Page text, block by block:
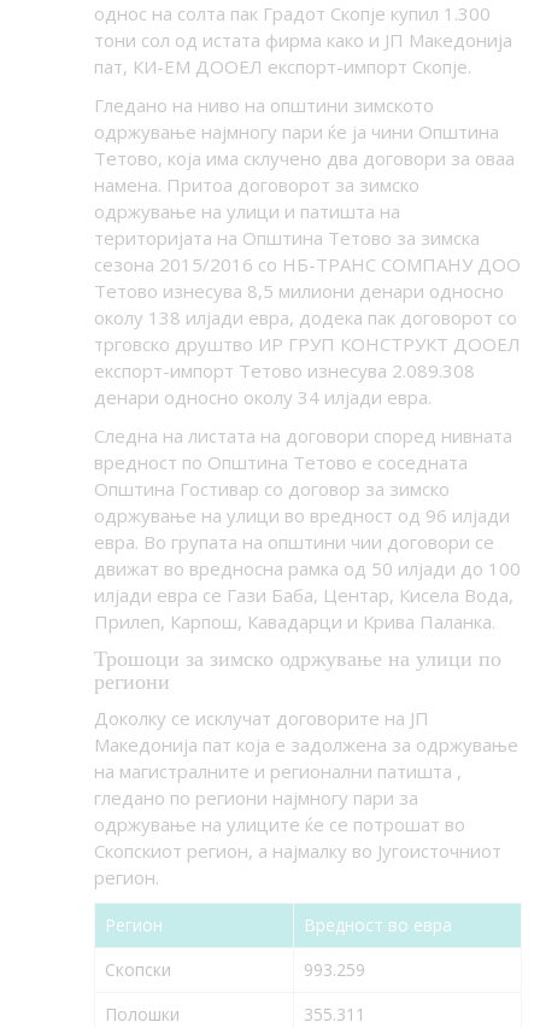
однос на солта пак Градот Скопје купил 1.300
тони сол од истата фирма како и ЈП Македонија
пат, КИ-ЕМ ДООЕЛ експорт-импорт Скопје.
Гледано на ниво на општини зимското
одржување најмногу пари ќе ја чини Општина
Тетово, која има склучено два договори за оваа
намена. Притоа договорот за зимско
одржување на улици и патишта на
територијата на Општина Тетово за зимска
сезона 2015/2016 со НБ-ТРАНС СОМПАНУ ДОО
Тетово изнесува 8,5 милиони денари односно
околу 138 илјади евра, додека пак договорот со
трговско друштво ИР ГРУП КОНСТРУКТ ДООЕЛ
експорт-импорт Тетово изнесува 2.089.308
денари односно околу 34 илјади евра.
Следна на листата на договори според нивната
вредност по Општина Тетово е соседната
Општина Гостивар со договор за зимско
одржување на улици во вредност од 96 илјади
евра. Во групата на општини чии договори се
движат во вредносна рамка од 50 илјади до 100
илјади евра се Гази Баба, Центар, Кисела Вода,
Прилеп, Карпош, Кавадарци и Крива Паланка.
Трошоци за зимско одржување на улици по
региони
Доколку се исклучат договорите на ЈП
Македонија пат која е задолжена за одржување
на магистралните и регионални патишта ,
гледано по региони најмногу пари за
одржување на улиците ќе се потрошат во
Скопскиот регион, а најмалку во Југоисточниот
регион.
Регион
Вредност во евра
Скопски
993.259
Полошки
355.311